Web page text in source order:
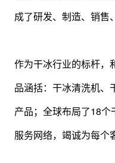
成了研发、制造、销售
作为干冰行业的标杆，
品涵括：干冰清洗机、
产品；全球布局了18
服务网络，竭诚为每个